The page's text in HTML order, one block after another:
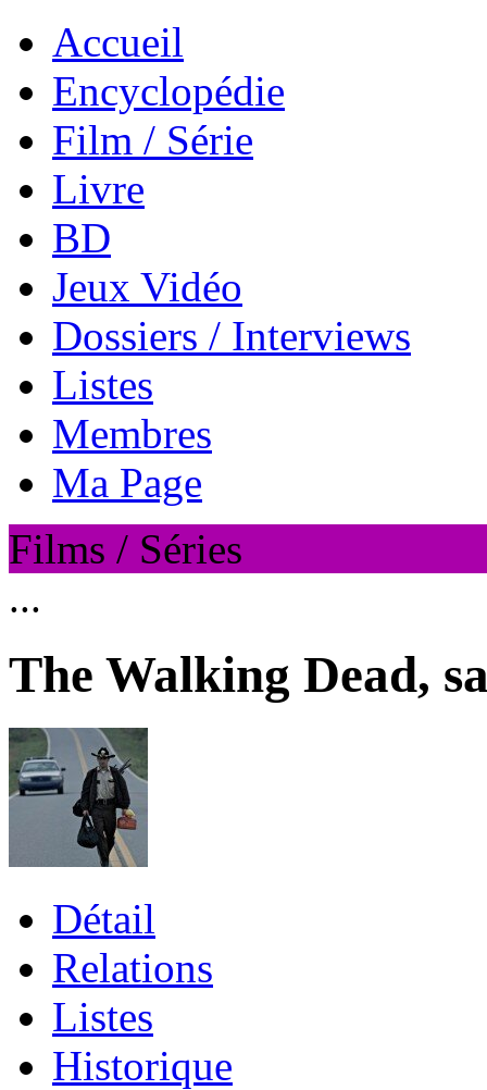
Accueil
Encyclopédie
Film / Série
Livre
BD
Jeux Vidéo
Dossiers / Interviews
Listes
Membres
Ma Page
Films / Séries
...
The Walking Dead,
Détail
Relations
Listes
Historique